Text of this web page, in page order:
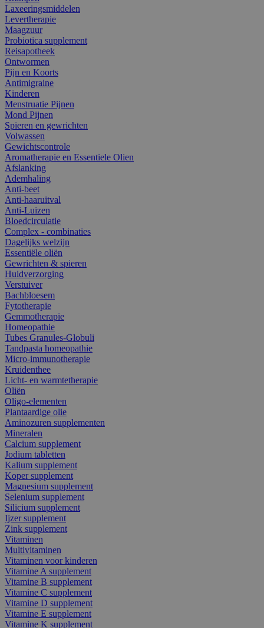
Laxeeringsmiddelen
Levertherapie
Maagzuur
Probiotica supplement
Reisapotheek
Ontwormen
Pijn en Koorts
Antimigraine
Kinderen
Menstruatie Pijnen
Mond Pijnen
Spieren en gewrichten
Volwassen
Gewichtscontrole
Aromatherapie en Essentiele Olien
Afslanking
Ademhaling
Anti-beet
Anti-haaruitval
Anti-Luizen
Bloedcirculatie
Complex - combinaties
Dagelijks welzijn
Essentiële oliën
Gewrichten & spieren
Huidverzorging
Verstuiver
Bachbloesem
Fytotherapie
Gemmotherapie
Homeopathie
Tubes Granules-Globuli
Tandpasta homeopathie
Micro-immunotherapie
Kruidenthee
Licht- en warmtetherapie
Oliën
Oligo-elementen
Plantaardige olie
Aminozuren supplementen
Mineralen
Calcium supplement
Jodium tabletten
Kalium supplement
Koper supplement
Magnesium supplement
Selenium supplement
Silicium supplement
Ijzer supplement
Zink supplement
Vitaminen
Multivitaminen
Vitaminen voor kinderen
Vitamine A supplement
Vitamine B supplement
Vitamine C supplement
Vitamine D supplement
Vitamine E supplement
Vitamine K supplement